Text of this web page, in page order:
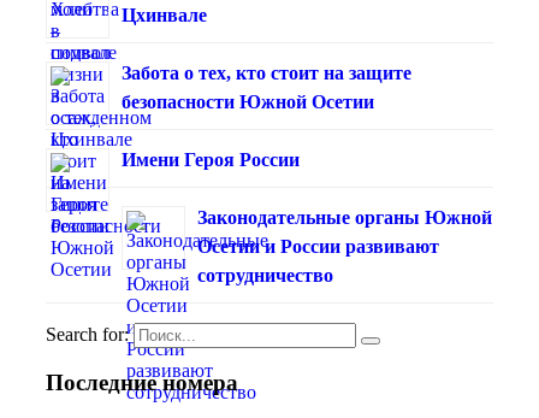
Цхинвале
Забота о тех, кто стоит на защите
безопасности Южной Осетии
Имени Героя России
Законодательные органы Южной
Осетии и России развивают
сотрудничество
Search for:
Последние номера